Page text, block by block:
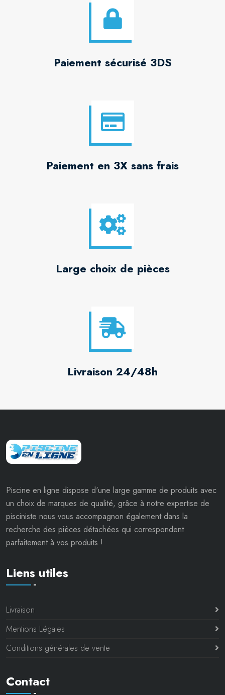
Paiement sécurisé 3DS
Paiement en 3X sans frais
Large choix de pièces
Livraison 24/48h
Piscine en ligne dispose d'une large gamme de produits avec
un choix de marques de qualité, grâce à notre expertise de
pisciniste nous vous accompagnon également dans la
recherche des pièces détachées qui correspondent
parfaitement à vos produits !
Liens utiles
Livraison
Mentions Légales
Conditions générales de vente
Contact